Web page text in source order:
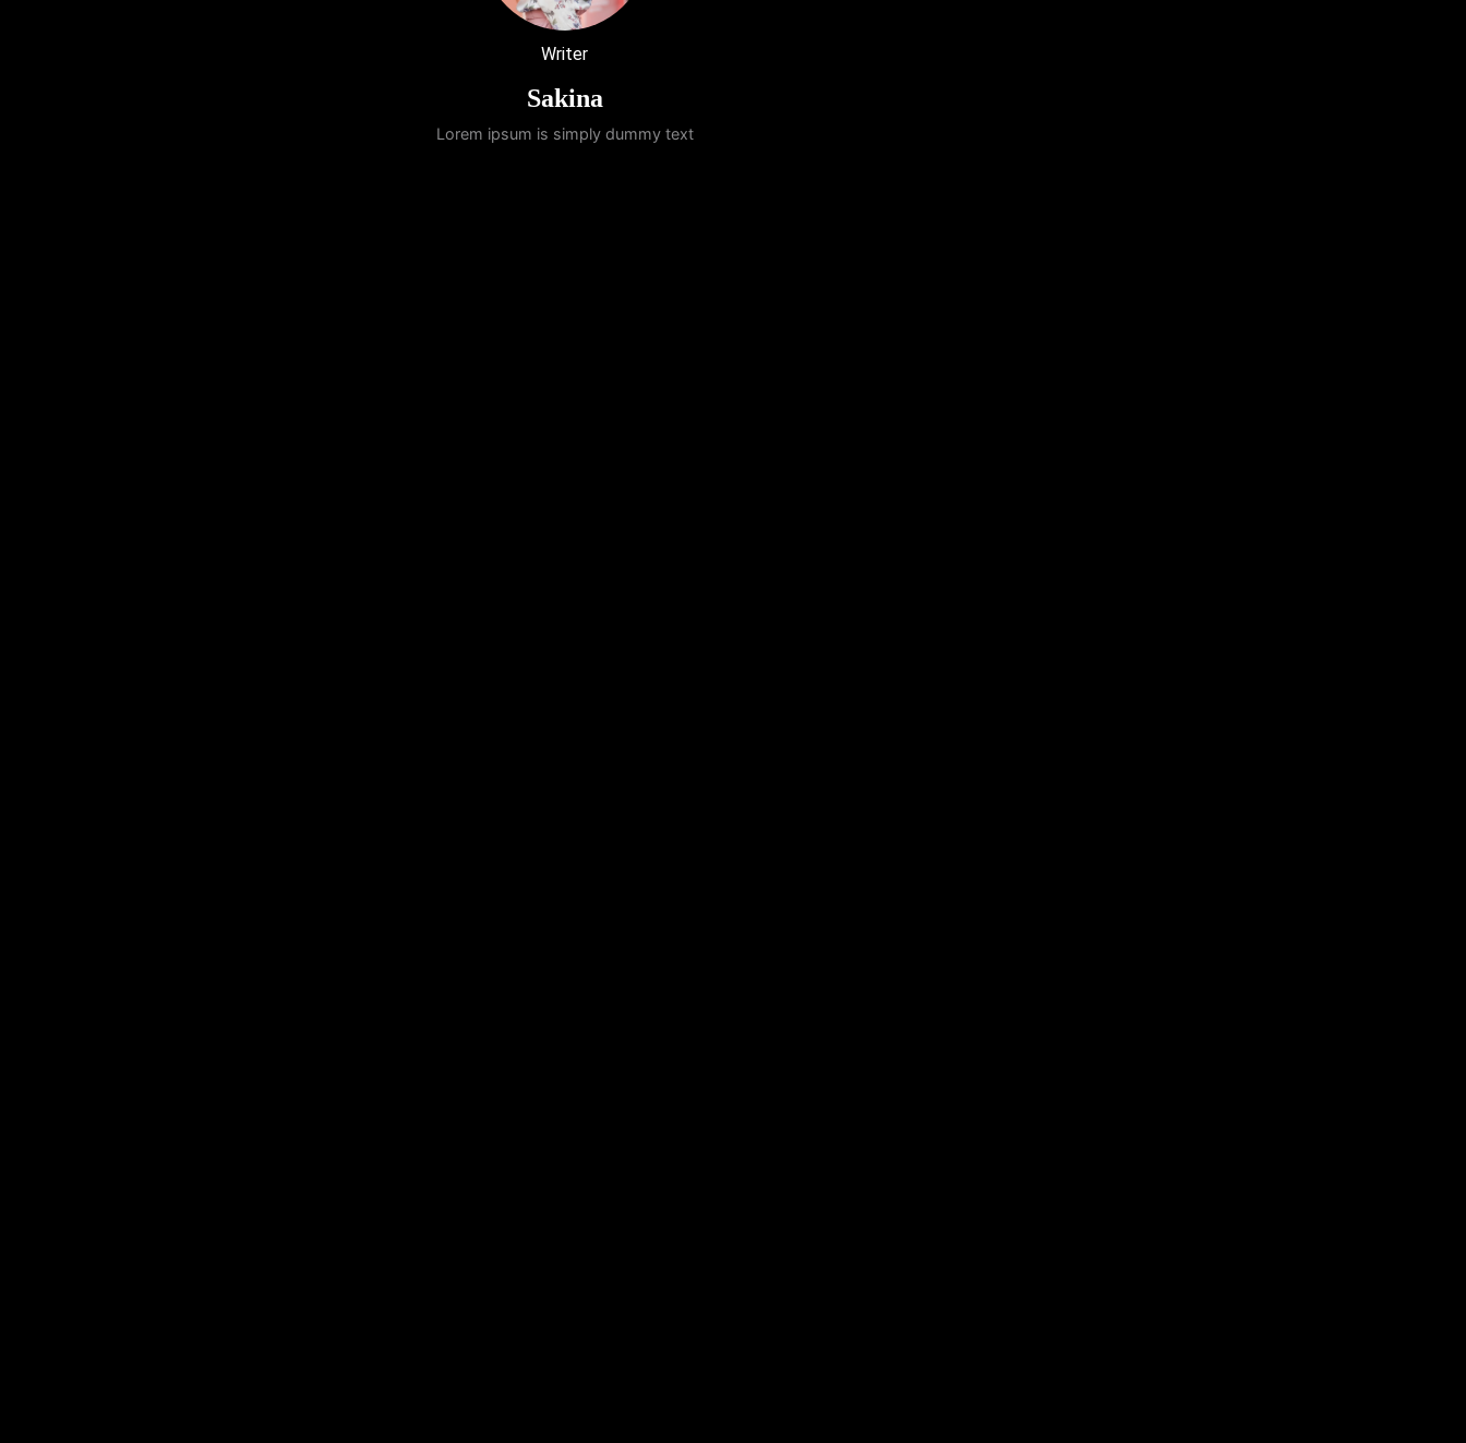
Writer
Sakina
Lorem ipsum is simply dummy text